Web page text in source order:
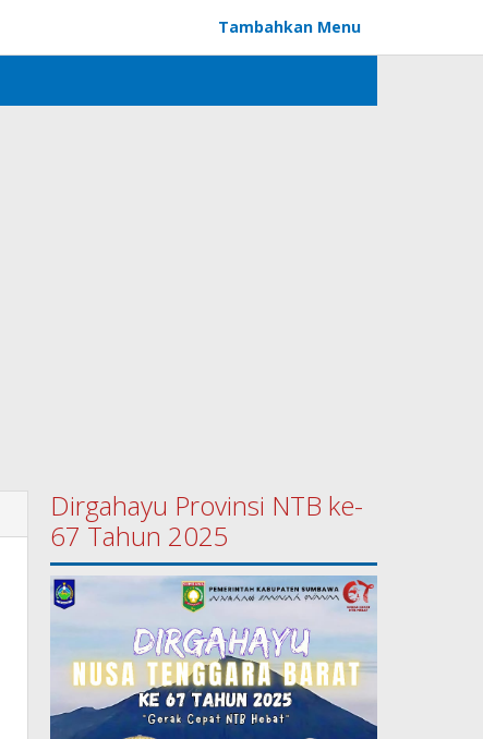
Tambahkan Menu
Dirgahayu Provinsi NTB ke-
67 Tahun 2025